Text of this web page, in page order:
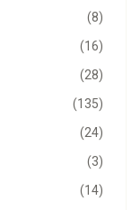
(8)
(16)
(28)
(135)
(24)
(3)
(14)